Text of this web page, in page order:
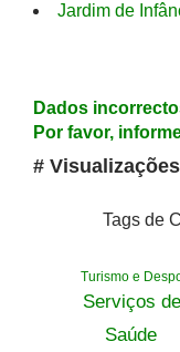
Jardim de
Dados
Por favor,
#
Tags de
Turismo e
Serviços
Saúde